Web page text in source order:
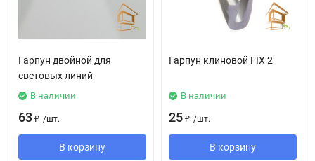
Гарпун двойной для
световых линий
В наличии
63 ₽ /шт.
В корзину
Гарпун клиновой FIX 2
В наличии
25 ₽ /шт.
В корзину